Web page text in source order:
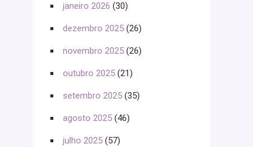
janeiro 2026 (30)
dezembro 2025 (26)
novembro 2025 (26)
outubro 2025 (21)
setembro 2025 (35)
agosto 2025 (46)
julho 2025 (57)